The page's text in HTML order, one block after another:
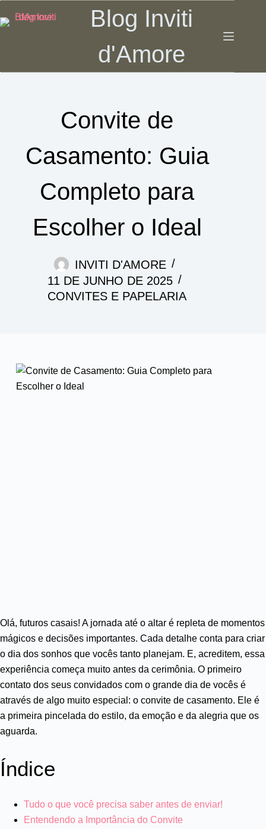
para
Blog Inviti
d'Amore
Convite de
Casamento: Guia
Completo para
Escolher o Ideal
INVITI D'AMORE
11 DE JUNHO DE 2025
CONVITES E PAPELARIA
Olá, futuros casais! A jornada até o altar é repleta de momentos
mágicos e decisões importantes. Cada detalhe conta para criar
o dia dos sonhos que vocês tanto planejam. E, acreditem, essa
experiência começa muito antes da cerimônia. O primeiro
contato dos seus convidados com o grande dia de vocês é
através de algo muito especial: o convite de casamento. Ele é
a primeira pincelada do estilo, da emoção e da alegria que os
aguarda.
Índice
Tudo o que você precisa saber antes de enviar!
Entendendo a Importância do Convite